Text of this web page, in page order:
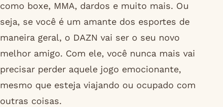
como boxe, MMA, dardos e muito mais. Ou
seja, se você é um amante dos esportes de
maneira geral, o DAZN vai ser o seu novo
melhor amigo. Com ele, você nunca mais vai
precisar perder aquele jogo emocionante,
mesmo que esteja viajando ou ocupado com
outras coisas.